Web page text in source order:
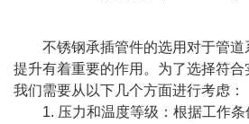
不锈钢承插管件的选用对于管
提升有着重要的作用。为了选择符合
我们需要从以下几个方面进行考虑：
1. 压力和温度等级：根据工作